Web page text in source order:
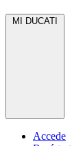
MI DUCATI
Accede